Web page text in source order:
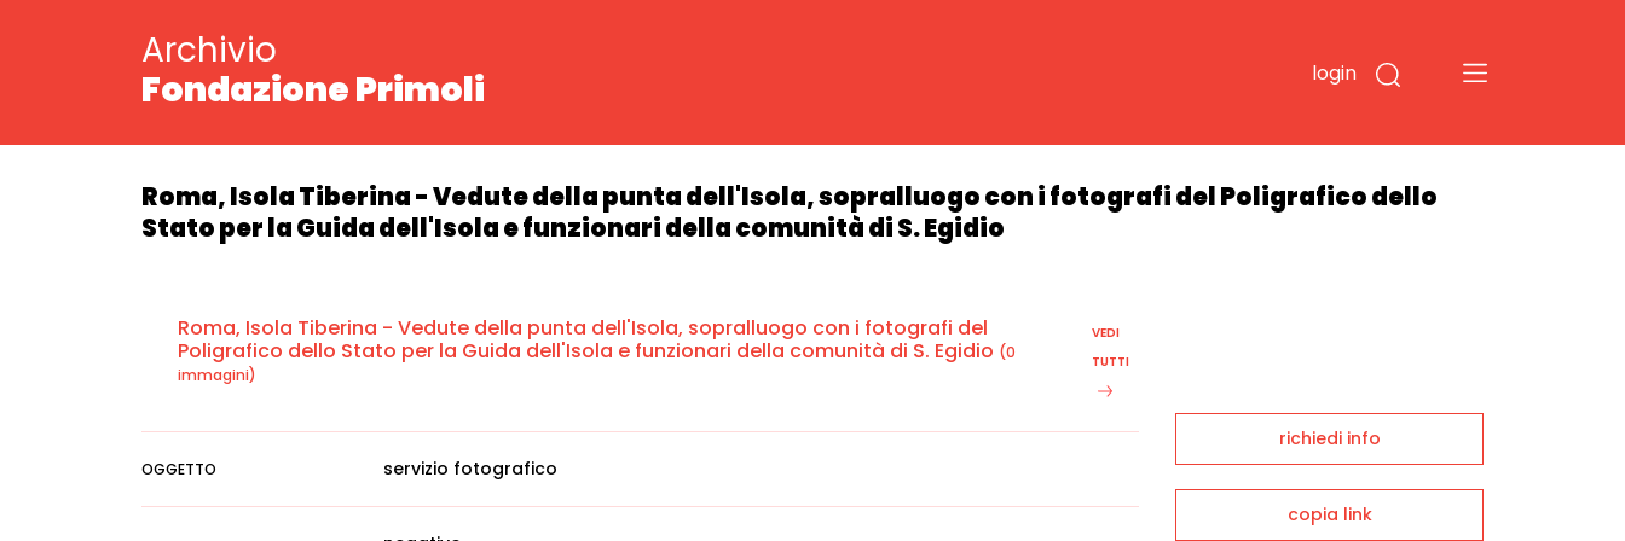
Archivio
Fondazione Primoli
login
Roma, Isola Tiberina - Vedute della punta dell'Isola, sopralluogo con i fotografi del Poligrafico dello
Stato per la Guida dell'Isola e funzionari della comunità di S. Egidio
Roma, Isola Tiberina - Vedute della punta dell'Isola, sopralluogo con i fotografi del
Poligrafico dello Stato per la Guida dell'Isola e funzionari della comunità di S. Egidio (0
immagini)
VEDI
TUTTI
OGGETTO servizio fotografico
richiedi info
copia link